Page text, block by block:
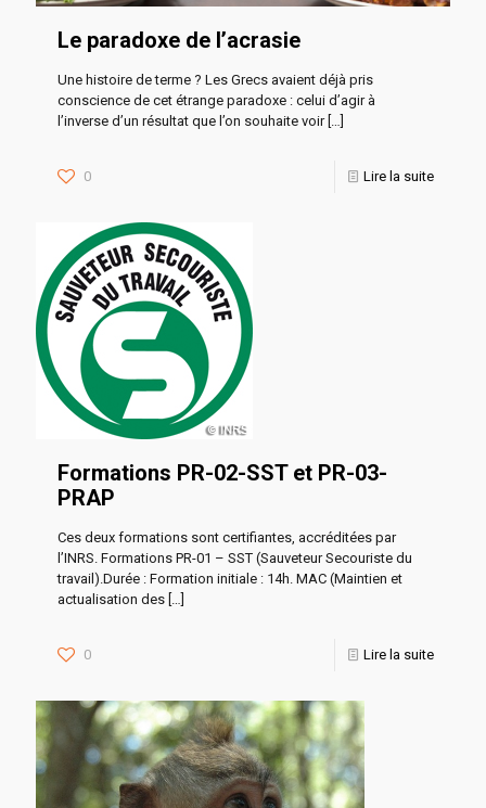
Le paradoxe de l’acrasie
Une histoire de terme ? Les Grecs avaient déjà pris
conscience de cet étrange paradoxe : celui d’agir à
l’inverse d’un résultat que l’on souhaite voir[…]
0 Lire la suite
Formations PR-02-SST et PR-03-
PRAP
Ces deux formations sont certifiantes, accréditées par
l’INRS. Formations PR-01 – SST (Sauveteur Secouriste du
travail).Durée : Formation initiale : 14h. MAC (Maintien et
actualisation des
0 Lire la suite